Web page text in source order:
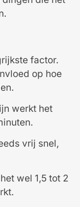
factor.
op hoe
werkt het
vrij snel,
wel 1,5 tot 2